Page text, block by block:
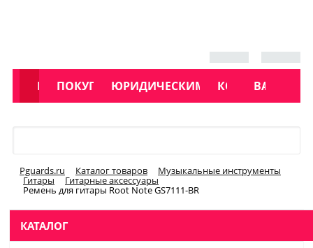
АКЦИИ
КАТАЛОГ
ПОКУПАТЕЛЯМЮРИДИЧЕСКИМ ЛИЦАМКОНТАКТЫ
УСЛУГИ
Pguards.ru Каталог товаров Музыкальные инструменты
Гитары Гитарные аксессуары
Ремень для гитары Root Note GS7111-BR
КАТАЛОГ